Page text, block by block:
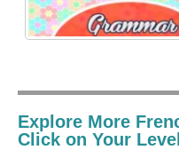
Explore More
Click on Your